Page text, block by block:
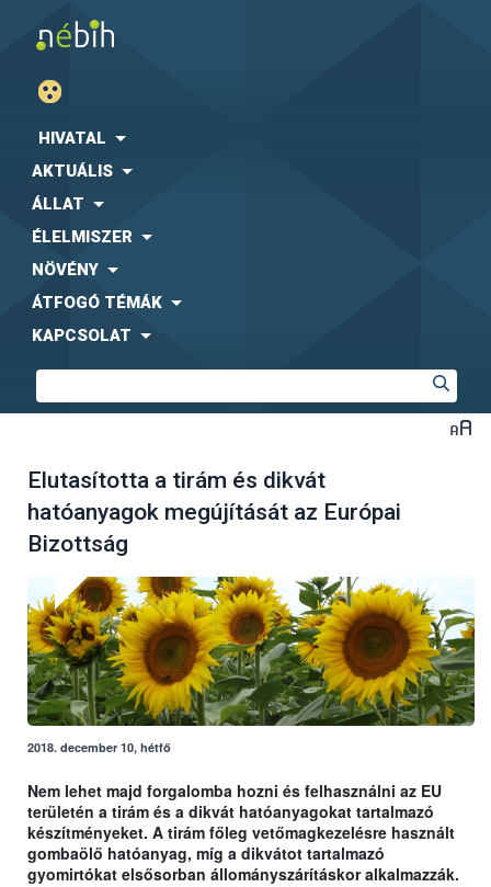
HIVATAL
AKTUÁLIS
ÁLLAT
ÉLELMISZER
NÖVÉNY
ÁTFOGÓ TÉMÁK
KAPCSOLAT
Elutasította a tirám és dikvát
hatóanyagok megújítását az Európai
Bizottság
2018. december 10, hétfő
Nem lehet majd forgalomba hozni és felhasználni az EU
területén a tirám és a dikvát hatóanyagokat tartalmazó
készítményeket. A tirám főleg vetőmagkezelésre használt
gombaölő hatóanyag, míg a dikvátot tartalmazó
gyomirtókat elsősorban állományszárításkor alkalmazzák.